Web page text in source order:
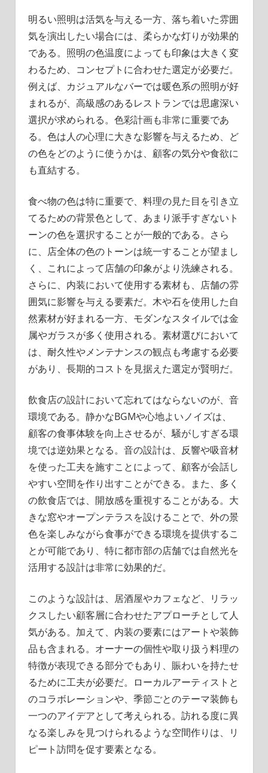
明るい照明は活気を与える一方、落ち着いた雰囲
気を演出したい場合には、柔らかな灯りが効果的
である。照明の色温度によっても印象は大きく変
わるため、コンセプトに合わせた選定が必要だ。
例えば、カジュアルなバーでは暖色系の照明が好
まれるが、高級感のあるレストランでは思慮深い
選択が求められる。色彩計画も非常に重要であ
る。色は人の心理に大きな影響を与えるため、ど
の色をどのように使うかは、顧客の気分や食欲に
も直結する。
食べ物の色は特に重要で、料理の見た目を引き立
てるための背景色として、あまり派手すぎないト
ーンの色を選択することが一般的である。さら
に、店全体の色のトーンは統一することが望まし
く、これによって店舗の印象がより洗練される。
さらに、内装において使用する素材も、店舗の雰
囲気に影響を与える要素だ。木や石を使用した自
然素材が好まれる一方、モダンなスタイルでは金
属やガラスが多く使用される。素材選びにおいて
は、耐久性やメンテナンスの観点も考慮する必要
があり、長期的コストを見据えた選定が賢明だ。
飲食店の設計において忘れてはならないのが、音
環境である。静かなBGMや心地よいノイズは、
顧客の食事体験を向上させるが、騒がしすぎる環
境では逆効果となる。音の設計は、反響や吸音材
を使った工夫を施すことによって、顧客が会話し
やすい空間を作り出すことができる。また、多く
の飲食店では、開放感を重視することがある。大
きな窓やオープンテラスを設けることで、外の景
色を楽しみながら食事ができる環境を提供するこ
とが可能であり、特に都市部の店舗では自然光を
活用する設計は非常に効果的だ。
このような設計は、居酒屋やカフェなど、リラッ
クスしたい顧客層に合わせたアプローチとして人
気がある。加えて、内装の要素にはアートや装飾
品も含まれる。オーナーの個性や取り扱う料理の
特徴が表現できる部分でもあり、賑わいを持たせ
るために工夫が必要だ。ローカルアーティストと
のコラボレーションや、季節ごとのテーマ装飾も
一つのアイデアとして考えられる。訪れる度に異
なる楽しみを見つけられるような空間作りは、リ
ピート訪問を促す要素となる。